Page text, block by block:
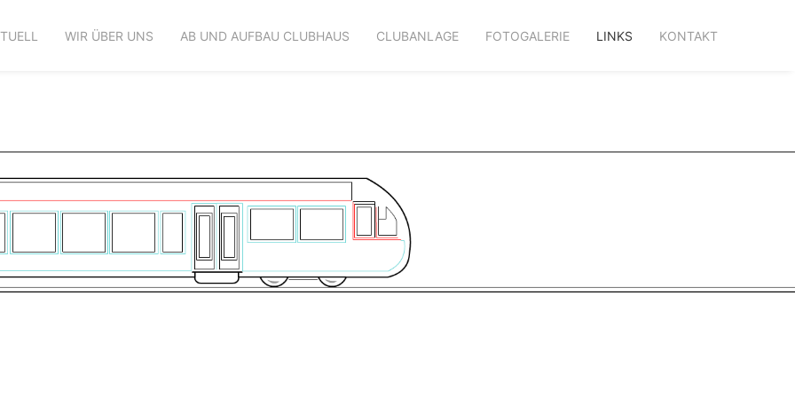
WIR ÜBER UNS AB UND AUFBAU CLUBHAUS CLUBANLAGE FOTOGALERIE LINKS KONTAKT